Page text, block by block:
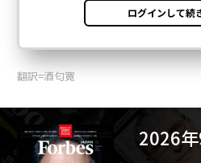
翻訳=酒匂寛
2026